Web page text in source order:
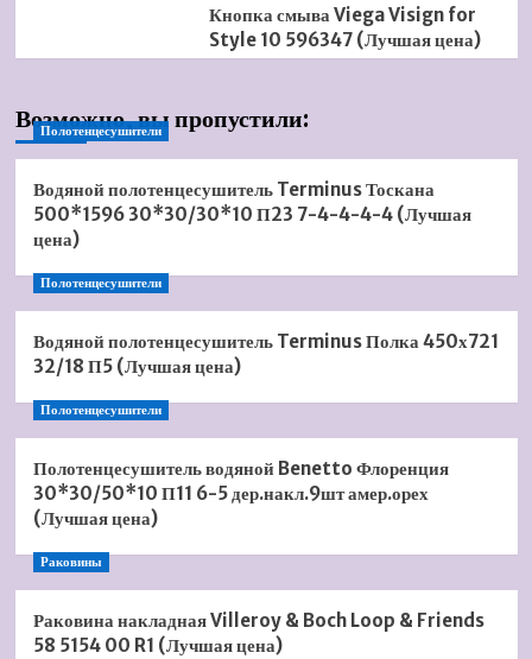
Кнопка смыва Viega Visign for
Style 10 596347 (Лучшая цена)
Возможно, вы пропустили:
Полотенцесушители
Водяной полотенцесушитель Terminus Тоскана
500*1596 30*30/30*10 П23 7-4-4-4-4 (Лучшая
цена)
Полотенцесушители
Водяной полотенцесушитель Terminus Полка 450х721
32/18 П5 (Лучшая цена)
Полотенцесушители
Полотенцесушитель водяной Benetto Флоренция
30*30/50*10 П11 6-5 дер.накл.9шт амер.орех
(Лучшая цена)
Раковины
Раковина накладная Villeroy & Boch Loop & Friends
58 5154 00 R1 (Лучшая цена)